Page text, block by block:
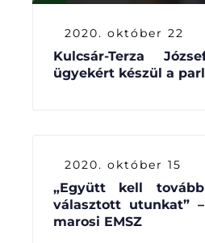
2020. október 22
Kulcsár-Terza
ügyekért készül a
2020. október 15
„Együtt kell
választott utunkat”
marosi EMSZ